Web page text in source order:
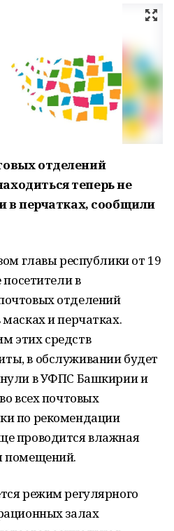
отделений
теперь не
в перчатках, сообщили
главы республики от 19
посетители в
отделений
и перчатках.
этих средств
в обслуживании будет
в УФПС Башкирии и
всех почтовых
по рекомендации
проводится влажная
помещений.
режим регулярного
залах